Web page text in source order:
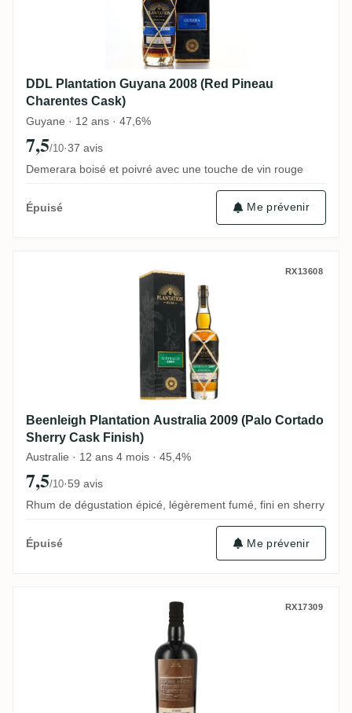
DDL Plantation Guyana 2008 (Red Pineau
Charentes Cask)
Guyane · 12 ans · 47,6%
7,5/10·37 avis
Demerara boisé et poivré avec une touche de vin rouge
Épuisé Me prévenir
Beenleigh Plantation Australia 2009RX13608
Beenleigh Plantation Australia 2009 (Palo Cortado
Sherry Cask Finish)
Australie · 12 ans 4 mois · 45,4%
7,5/10·59 avis
Rhum de dégustation épicé, légèrement fumé, fini en sherry
Épuisé Me prévenir
Romero & Sons FRC Ecuador (Kirsch
RX17309